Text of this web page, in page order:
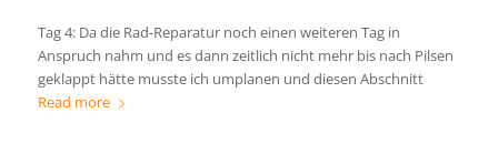
Tag 4: Da die Rad-Reparatur noch einen weiteren Tag in
Anspruch nahm und es dann zeitlich nicht mehr bis nach Pilsen
geklappt hätte musste ich umplanen und diesen Abschnitt
Read more